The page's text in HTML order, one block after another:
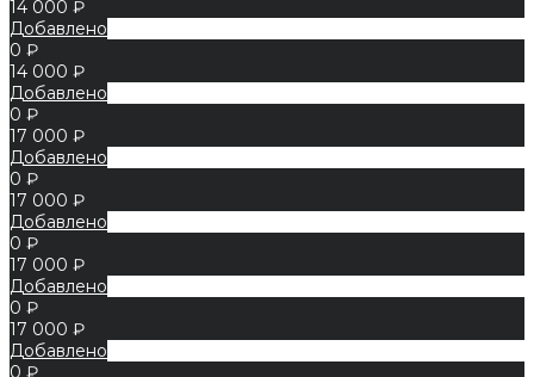
14 000 ₽
Добавлено
0 ₽
14 000 ₽
Добавлено
0 ₽
17 000 ₽
Добавлено
0 ₽
17 000 ₽
Добавлено
0 ₽
17 000 ₽
Добавлено
0 ₽
17 000 ₽
Добавлено
0 ₽